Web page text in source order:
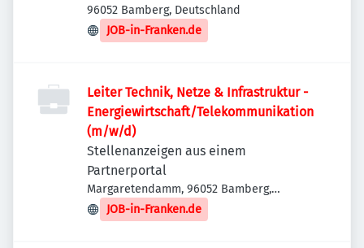
96052 Bamberg, Deutschland
JOB-in-Franken.de
Leiter Technik, Netze & Infrastruktur -
Energiewirtschaft/Telekommunikation
(m/w/d)
Stellenanzeigen aus einem
Partnerportal
Margaretendamm, 96052 Bamberg,
Deutschland
JOB-in-Franken.de